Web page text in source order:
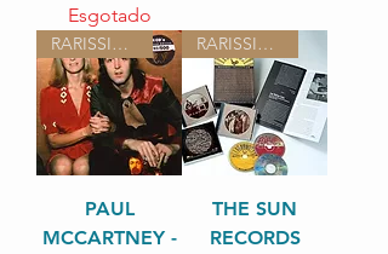
Esgotado
RARISSIMO
PAUL
MCCARTNEY -
RARISSIMO
THE SUN
RECORDS